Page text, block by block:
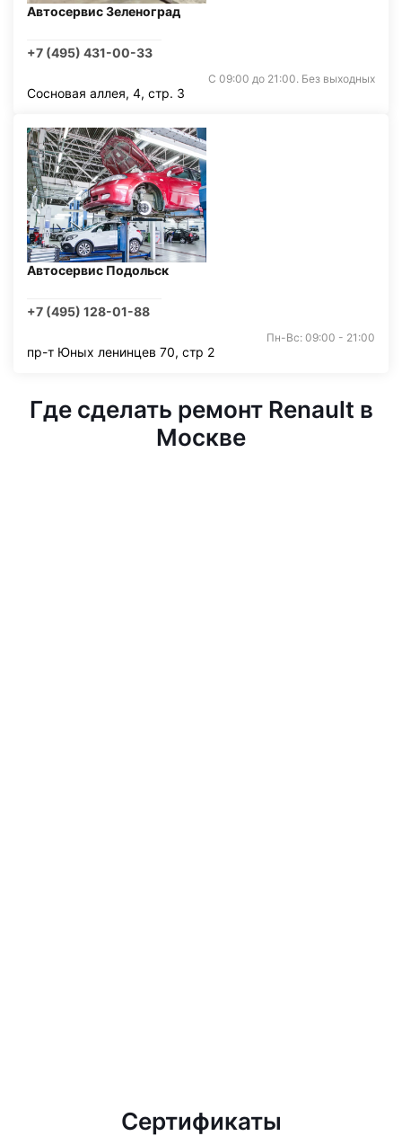
Автосервис Зеленоград
+7 (495) 431-00-33
С 09:00 до 21:00. Без выходных
Сосновая аллея, 4, стр. 3
Автосервис Подольск
+7 (495) 128-01-88
Пн-Вс: 09:00 - 21:00
пр-т Юных ленинцев 70, стр 2
Где сделать ремонт Renault в
Москве
Сертификаты